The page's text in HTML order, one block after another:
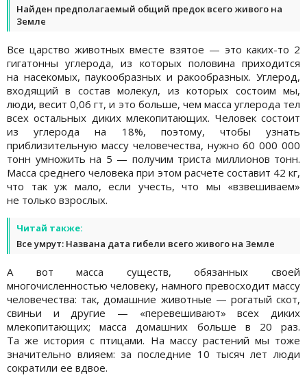
Найден предполагаемый общий предок всего живого на
Земле
Все царство животных вместе взятое — это каких-то 2
гигатонны углерода, из которых половина приходится
на насекомых, паукообразных и ракообразных. Углерод,
входящий в состав молекул, из которых состоим мы,
люди, весит 0,06 гт, и это больше, чем масса углерода тел
всех остальных диких млекопитающих. Человек состоит
из углерода на 18%, поэтому, чтобы узнать
приблизительную массу человечества, нужно 60 000 000
тонн умножить на 5 — получим триста миллионов тонн.
Масса среднего человека при этом расчете составит 42 кг,
что так уж мало, если учесть, что мы «взвешиваем»
не только взрослых.
Читай также:
Все умрут: Названа дата гибели всего живого на Земле
А вот масса существ, обязанных своей
многочисленностью человеку, намного превосходит массу
человечества: так, домашние животные — рогатый скот,
свиньи и другие — «перевешивают» всех диких
млекопитающих; масса домашних больше в 20 раз.
Та же история с птицами. На массу растений мы тоже
значительно влияем: за последние 10 тысяч лет люди
сократили ее вдвое.